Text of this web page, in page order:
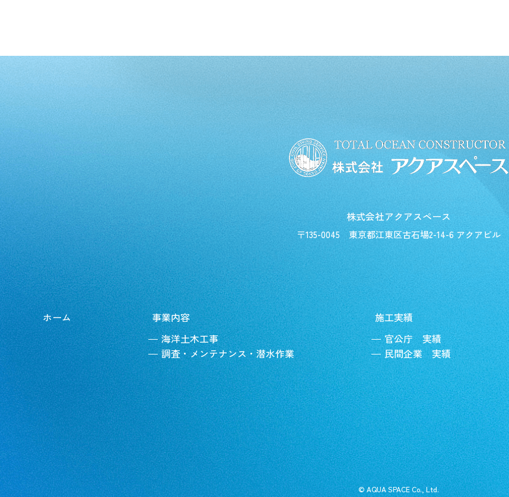
株式会社アクアスペース
〒135-0045東京都江東区古石場2-14-6 アクアビル
ホーム
事業内容
海洋土木工事
調査・メンテナンス・潜水作業
施工実績
官公庁 実績
民間企業 実績
© AQUA SPACE Co., Ltd.